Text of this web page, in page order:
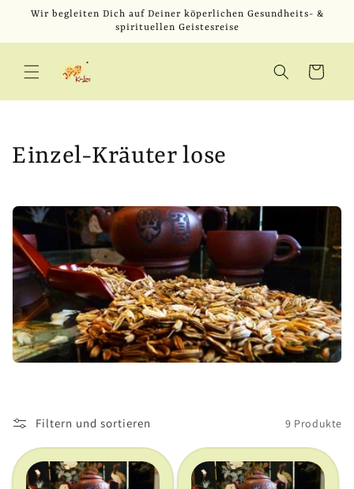
zum
Wir begleiten Dich auf Deiner köperlichen Gesundheits- &
spirituellen Geistesreise
Warenkorb
K
t
e
g
o
r
e
:
Einzel-Kräuter lose
Filtern und sortieren 9 Produkte